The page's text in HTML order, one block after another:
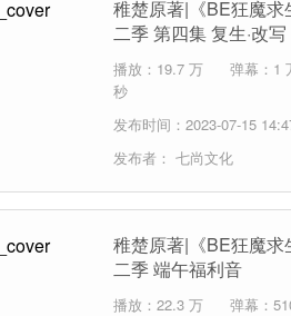
稚楚原著|《BE狂魔求
二季 第四集 复生·改写
播放：19.7 万 弹幕：1
秒
发布时间：2023-07-15
发布者： 七尚文化
稚楚原著|《BE狂魔求
二季 端午福利音
播放：22.3 万 弹幕：